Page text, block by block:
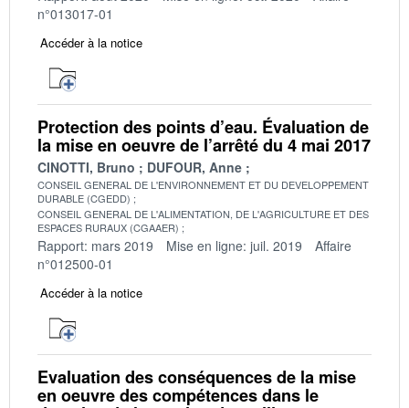
n°013017-01
Accéder à la notice
Protection des points d’eau. Évaluation de
la mise en oeuvre de l’arrêté du 4 mai 2017
CINOTTI, Bruno DUFOUR, Anne
CONSEIL GENERAL DE L'ENVIRONNEMENT ET DU DEVELOPPEMENT
DURABLE (CGEDD)
CONSEIL GENERAL DE L'ALIMENTATION, DE L'AGRICULTURE ET DES
ESPACES RURAUX (CGAAER)
Rapport: mars 2019 Mise en ligne: juil. 2019
Affaire
n°012500-01
Accéder à la notice
Evaluation des conséquences de la mise
en oeuvre des compétences dans le